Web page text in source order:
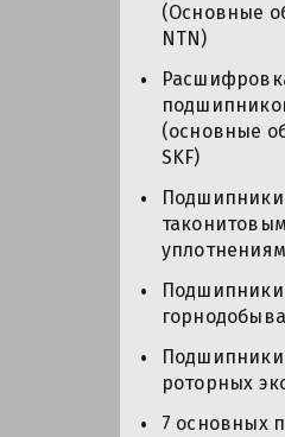
(Основные
NTN)
(основные
SKF)
Подшипники
Подшипники
Подшипники
роторных
7 основных